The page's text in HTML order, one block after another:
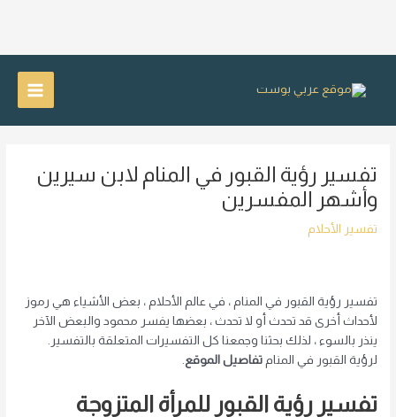
Main
تفسير رؤية القبور في المنام لابن سيرين
وأشهر المفسرين
تفسير الأحلام
تفسير رؤية القبور في المنام ، في عالم الأحلام ، بعض الأشياء هي رموز
لأحداث أخرى قد تحدث أو لا تحدث ، بعضها يفسر محمود والبعض الآخر
ينذر بالسوء ، لذلك بحثنا وجمعنا كل التفسيرات المتعلقة بالتفسير.
لرؤية القبور في المنامتفاصيل الموقع.
تفسير رؤية القبور للمرأة المتزوجة